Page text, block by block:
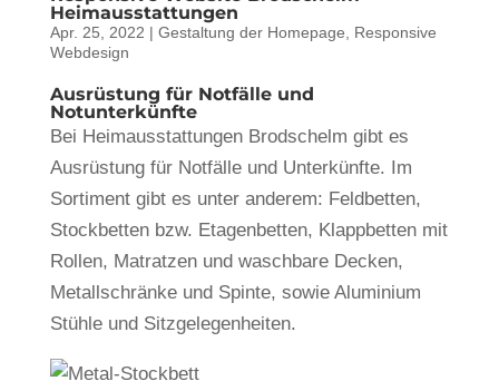
Heimausstattungen
Apr. 25, 2022 | Gestaltung der Homepage
Responsive
Webdesign
Ausrüstung für Notfälle und
Notunterkünfte
Bei Heimausstattungen Brodschelm gibt es
Ausrüstung für Notfälle und Unterkünfte. Im
Sortiment gibt es unter anderem: Feldbetten,
Stockbetten bzw. Etagenbetten, Klappbetten mit
Rollen, Matratzen und waschbare Decken,
Metallschränke und Spinte, sowie Aluminium
Stühle und Sitzgelegenheiten.